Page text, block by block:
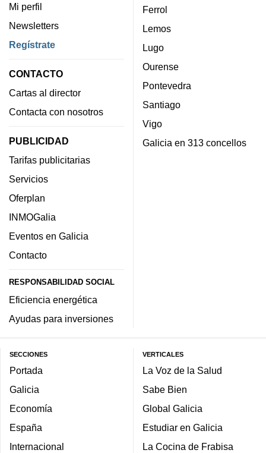
Mi perfil
Newsletters
Regístrate
CONTACTO
Cartas al director
Contacta con nosotros
PUBLICIDAD
Tarifas publicitarias
Servicios
Oferplan
INMOGalia
Eventos en Galicia
Contacto
RESPONSABILIDAD SOCIAL
Eficiencia energética
Ayudas para inversiones
Ferrol
Lemos
Lugo
Ourense
Pontevedra
Santiago
Vigo
Galicia en 313 concellos
SECCIONES
Portada
Galicia
Economía
España
Internacional
VERTICALES
La Voz de la Salud
Sabe Bien
Global Galicia
Estudiar en Galicia
La Cocina de Frabisa